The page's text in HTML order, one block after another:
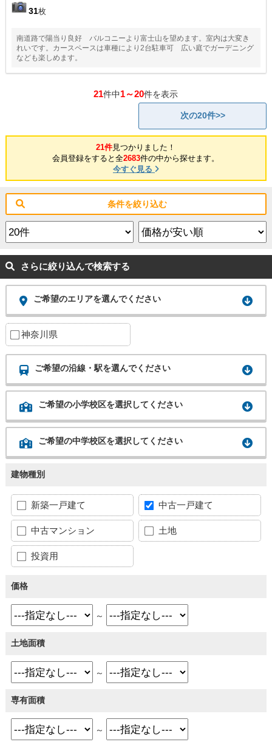
31枚
南道路で陽当り良好 バルコニーより富士山を望めます。室内は大変き
れいです。カースペースは車種により2台駐車可 広い庭でガーデニング
なども楽しめます。
21件中1～20件を表示
次の20件>>
21件見つかりました！
会員登録をすると全2683件の中から探せます。
今すぐ見る
条件を絞り込む
さらに絞り込んで検索する
ご希望のエリアを選んでください
神奈川県
ご希望の沿線・駅を選んでください
ご希望の小学校区を選択してください
ご希望の中学校区を選択してください
建物種別
新築一戸建て 中古一戸建て
中古マンション 土地
投資用
価格
～
土地面積
～
専有面積
～